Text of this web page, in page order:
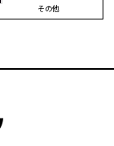
その他